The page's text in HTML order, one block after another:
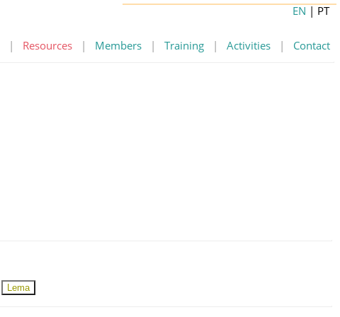
| Resources | Members | Training | Activities | Contact
EN | PT
Lema